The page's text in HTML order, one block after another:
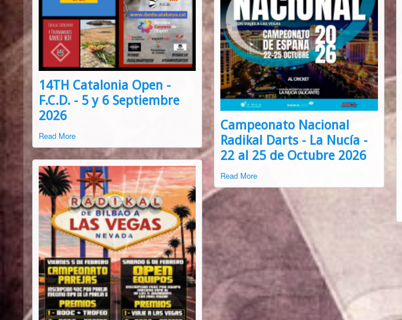
14TH Catalonia Open -
F.C.D. - 5 y 6 Septiembre
2026
Read More
Campeonato Nacional
Radikal Darts - La Nucía -
22 al 25 de Octubre 2026
Read More